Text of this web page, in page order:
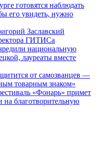
готовятся наблюдать
его увидеть, нужно
Заславский
ГИТИСа
национальную
лауреаты вместе
от самозванцев —
товарным знаком»
«Фонарь» примет
на благотворительную